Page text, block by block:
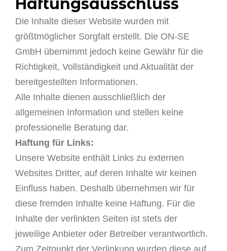
Die Inhalte dieser Website wurden mit
größtmöglicher Sorgfalt erstellt. Die ON-SE
GmbH übernimmt jedoch keine Gewähr für die
Richtigkeit, Vollständigkeit und Aktualität der
bereitgestellten Informationen.
Alle Inhalte dienen ausschließlich der
allgemeinen Information und stellen keine
professionelle Beratung dar.
Haftung für Links:
Unsere Website enthält Links zu externen
Websites Dritter, auf deren Inhalte wir keinen
Einfluss haben. Deshalb übernehmen wir für
diese fremden Inhalte keine Haftung. Für die
Inhalte der verlinkten Seiten ist stets der
jeweilige Anbieter oder Betreiber verantwortlich.
Zum Zeitpunkt der Verlinkung wurden diese auf